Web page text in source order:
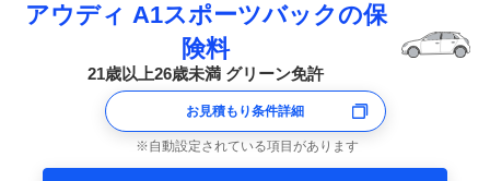
アウディ A1スポーツバックの保
険料
21歳以上26歳未満 グリーン免許
お見積もり条件詳細
自動設定されている項目があります